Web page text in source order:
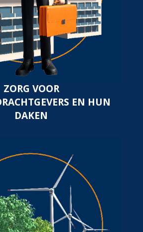
ZORG VOOR
EN HUN
DAKEN